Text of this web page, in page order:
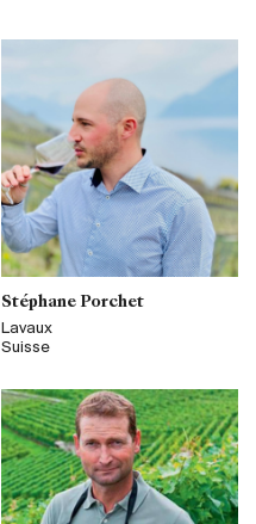
Stéphane Porchet
Lavaux
Suisse